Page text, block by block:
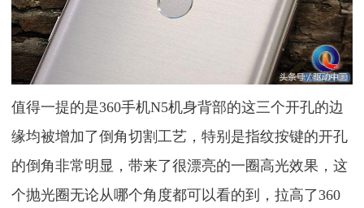
值得一提的是360手机N5机身背部的这三个开孔的边
缘均被增加了倒角切割工艺，特别是指纹按键的开孔
的倒角非常明显，带来了很漂亮的一圈高光效果，这
个抛光圈无论从哪个角度都可以看的到，拉高了360